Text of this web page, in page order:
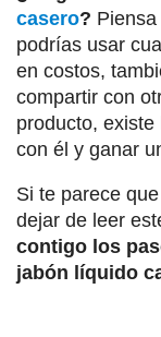
casero?
podrías usar
en costos,
compartir con
producto,
con él y ganar
Si te parece
dejar de leer
contigo los
jabón líquido